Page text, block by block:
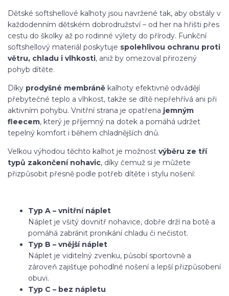
Dětské softshellové kalhoty jsou navržené tak, aby obstály v
každodenním dětském dobrodružství – od her na hřišti přes
cestu do školky až po rodinné výlety do přírody. Funkční
softshellový materiál poskytuje spolehlivou ochranu proti
větru, chladu i vlhkosti, aniž by omezoval přirozený
pohyb dítěte.
Díky prodyšné membráně kalhoty efektivně odvádějí
přebytečné teplo a vlhkost, takže se dítě nepřehřívá ani při
aktivním pohybu. Vnitřní strana je opatřena jemným
fleecem, který je příjemný na dotek a pomáhá udržet
tepelný komfort i během chladnějších dnů.
Velkou výhodou těchto kalhot je možnost výběru ze tří
typů zakončení nohavic, díky čemuž si je můžete
přizpůsobit přesně podle potřeb dítěte i stylu nošení:
Typ A – vnitřní náplet
Náplet je všitý dovnitř nohavice, dobře drží na botě a
pomáhá zabránit pronikání chladu či nečistot.
Typ B – vnější náplet
Náplet je viditelný zvenku, působí sportovně a
zároveň zajišťuje pohodlné nošení a lepší přizpůsobení
obuvi.
Typ C – bez nápletu